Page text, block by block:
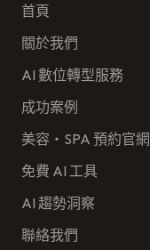
首頁
關於我們
AI 數位轉型服務
成功案例
美容・SPA 預約官網
免費 AI 工具
AI 趨勢洞察
聯絡我們